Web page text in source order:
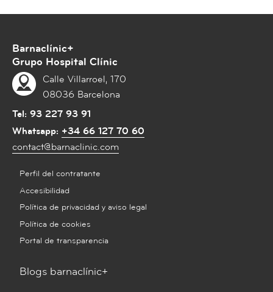
Barnaclínic+
Grupo Hospital Clínic
Calle Villarroel, 170
08036 Barcelona
Tel: 93 227 93 91
Whatsapp: +34 66 127 70 60
contact@barnaclinic.com
Perfil del contratante
Accesibilidad
Política de privacidad y aviso legal
Política de cookies
Portal de transparencia
Blogs barnaclínic+